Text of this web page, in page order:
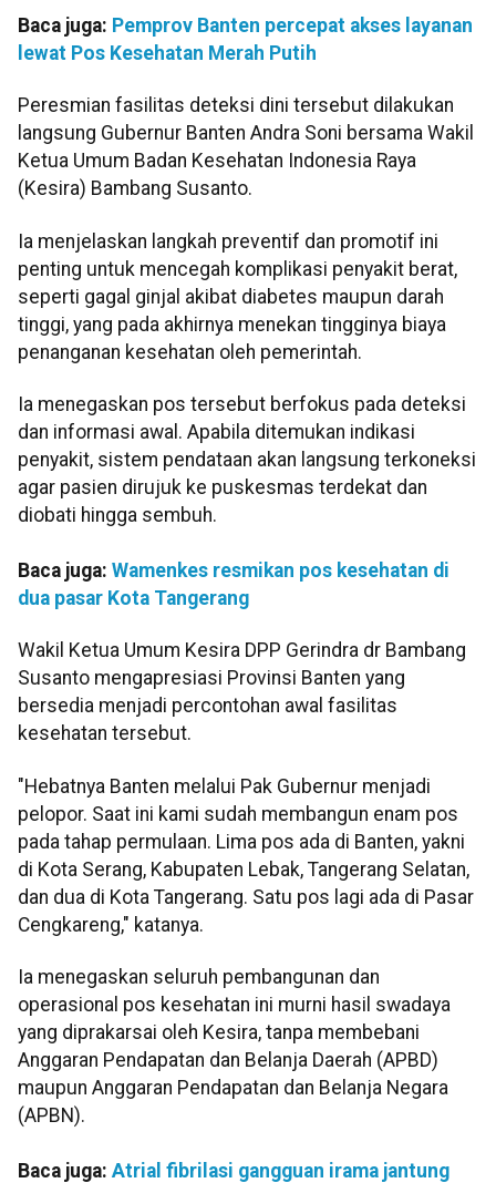
Baca juga: Pemprov Banten percepat akses layanan
lewat Pos Kesehatan Merah Putih
Peresmian fasilitas deteksi dini tersebut dilakukan
langsung Gubernur Banten Andra Soni bersama Wakil
Ketua Umum Badan Kesehatan Indonesia Raya
(Kesira) Bambang Susanto.
Ia menjelaskan langkah preventif dan promotif ini
penting untuk mencegah komplikasi penyakit berat,
seperti gagal ginjal akibat diabetes maupun darah
tinggi, yang pada akhirnya menekan tingginya biaya
penanganan kesehatan oleh pemerintah.
Ia menegaskan pos tersebut berfokus pada deteksi
dan informasi awal. Apabila ditemukan indikasi
penyakit, sistem pendataan akan langsung terkoneksi
agar pasien dirujuk ke puskesmas terdekat dan
diobati hingga sembuh.
Baca juga: Wamenkes resmikan pos kesehatan di
dua pasar Kota Tangerang
Wakil Ketua Umum Kesira DPP Gerindra dr Bambang
Susanto mengapresiasi Provinsi Banten yang
bersedia menjadi percontohan awal fasilitas
kesehatan tersebut.
"Hebatnya Banten melalui Pak Gubernur menjadi
pelopor. Saat ini kami sudah membangun enam pos
pada tahap permulaan. Lima pos ada di Banten, yakni
di Kota Serang, Kabupaten Lebak, Tangerang Selatan,
dan dua di Kota Tangerang. Satu pos lagi ada di Pasar
Cengkareng," katanya.
Ia menegaskan seluruh pembangunan dan
operasional pos kesehatan ini murni hasil swadaya
yang diprakarsai oleh Kesira, tanpa membebani
Anggaran Pendapatan dan Belanja Daerah (APBD)
maupun Anggaran Pendapatan dan Belanja Negara
(APBN).
Baca juga: Atrial fibrilasi gangguan irama jantung